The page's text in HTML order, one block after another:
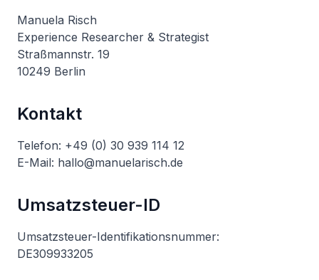
Manuela Risch
Experience Researcher & Strategist
Straßmannstr. 19
10249 Berlin
Kontakt
Telefon: +49 (0) 30 939 114 12
E-Mail: hallo@manuelarisch.de
Umsatzsteuer-ID
Umsatzsteuer-Identifikationsnummer:
DE309933205